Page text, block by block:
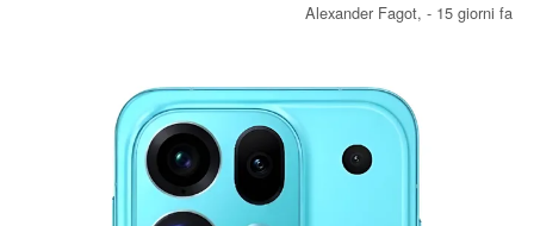
sul prossimo dispositivo pieghevole di Vivo previsto per il 2027.
Apple, ma probabilmente non ne copierà il formato pieghevole
nell’immediato futuro.
Alexander Fagot, - 15 giorni fa